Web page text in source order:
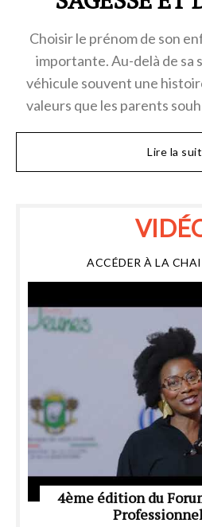
Choisir le prénom de son
importante. Au-delà de sa
véhicule souvent une
valeurs que les parents
Lire la
ACCÉDER À LA
4ème édition du